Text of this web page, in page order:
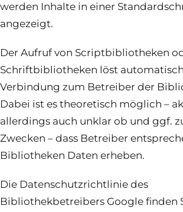
werden Inhalte in einer
angezeigt.
Der Aufruf von Scriptbibliotheken
Schriftbibliotheken löst
Verbindung zum Betreiber der
Dabei ist es theoretisch möglich –
allerdings auch unklar ob und ggf.
Zwecken – dass Betreiber
Bibliotheken Daten erheben.
Die Datenschutzrichtlinie des
Bibliothekbetreibers Google finden